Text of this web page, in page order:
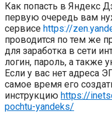
Как попасть в Яндекс
первую очередь вам
сервисе https://
проводится по тем же
для заработка в сети
логин, пароль, а также
Если у вас нет адреса
самое время его
инструкцию https://
pochtu-yandeks/